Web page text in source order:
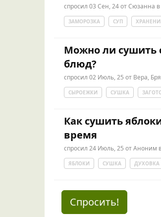
спросил 03 Сен, 24отСюзанна
ЗАМОРОЗКА СУП
Можно ли сушить
блюд?
спросил 02 Июль, 25 от Вера,
СЫРОЕЖКИ СУШКА
Как сушить
время
спросил 24 Июль, 25 отАноним
ЯБЛОКИ СУШКА ДУХОВКА
Спросить!